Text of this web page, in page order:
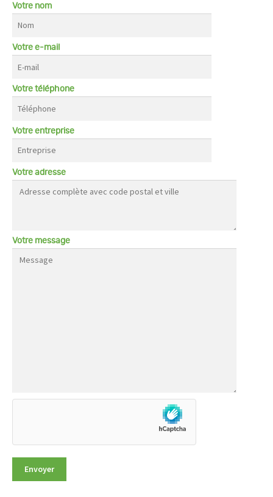
Votre nom
Votre e-mail
Votre téléphone
Votre entreprise
Votre adresse
Votre message